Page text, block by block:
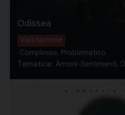
Odissea
Valutazione
Complesso, Problematico
Tematica: Amore-Sentimenti,